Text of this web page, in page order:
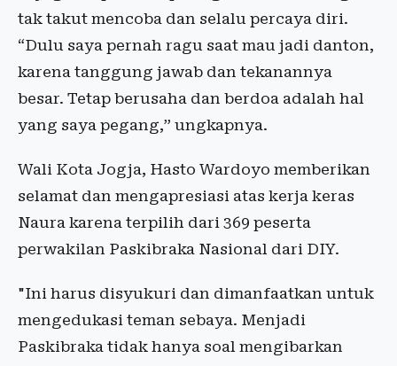
tak takut mencoba dan selalu percaya diri.
“Dulu saya pernah ragu saat mau jadi danton,
karena tanggung jawab dan tekanannya
besar. Tetap berusaha dan berdoa adalah hal
yang saya pegang,” ungkapnya.
Wali Kota Jogja, Hasto Wardoyo memberikan
selamat dan mengapresiasi atas kerja keras
Naura karena terpilih dari 369 peserta
perwakilan Paskibraka Nasional dari DIY.
"Ini harus disyukuri dan dimanfaatkan untuk
mengedukasi teman sebaya. Menjadi
Paskibraka tidak hanya soal mengibarkan